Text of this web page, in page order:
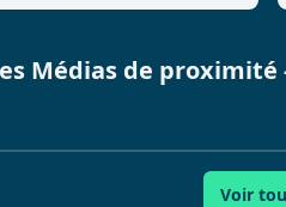
Médias de proximité
Voir